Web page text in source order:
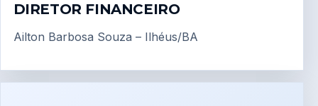
DIRETOR FINANCEIRO
Ailton Barbosa Souza – Ilhéus/BA